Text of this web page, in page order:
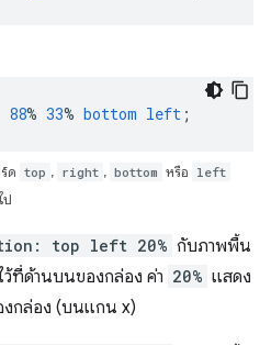
88% 33% bottom left ;
ด top , right , bottom หรือ left
ป
top left 20% กับภาพพื้น
ว้ที่ด้านบนของกล่อง ค่า 20% แสดง
งกล่อง (บนแกน x)